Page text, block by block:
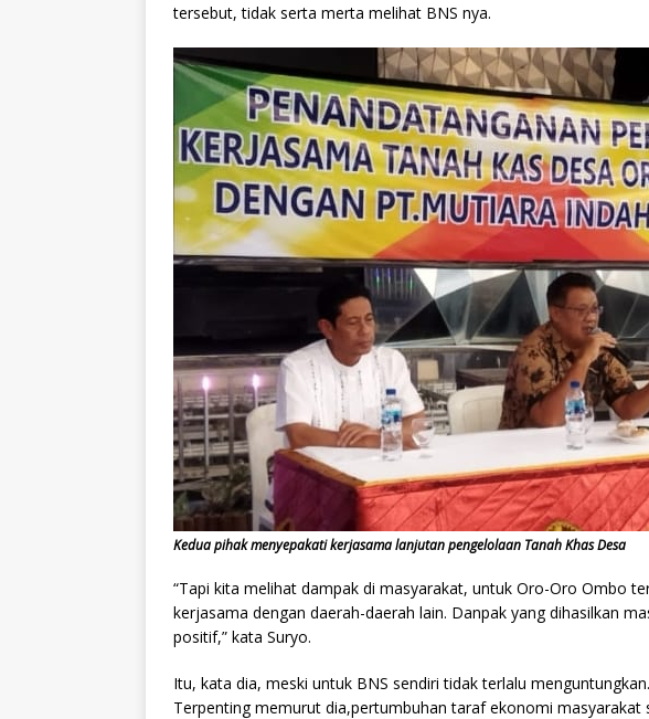
tersebut, tidak serta merta melihat BNS nya.
Kedua pihak menyepakati kerjasama lanjutan pengelolaan Tanah Khas Desa
“Tapi kita melihat dampak di masyarakat, untuk Oro-Oro Ombo
kerjasama dengan daerah-daerah lain. Danpak yang dihasilkan
positif,” kata Suryo.
Itu, kata dia, meski untuk BNS sendiri tidak terlalu menguntungkan.
Terpenting memurut dia,pertumbuhan taraf ekonomi masyarakat